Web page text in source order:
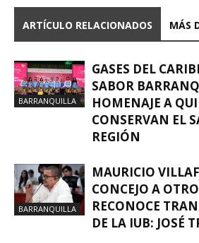
ARTÍCULO RELACIONADOS MÁS
BARRANQUILLA
GASES DEL
SABOR
HOMENAJE A
CONSERVAN EL
REGIÓN
BARRANQUILLA
MAURICIO
CONCEJO A
RECONOCE
DE LA IUB: JOSÉ